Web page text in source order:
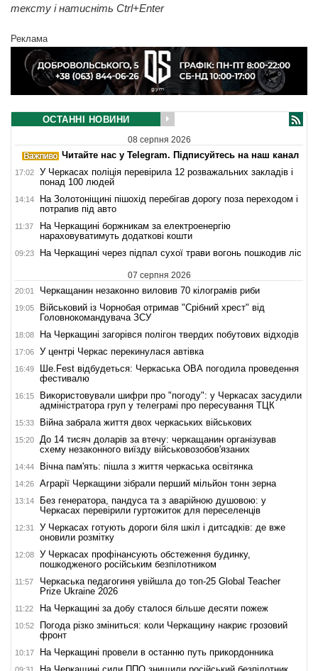
тексту і натисніть Ctrl+Enter
Реклама
ОСТАННІ НОВИНИ
08 серпня 2026
Читайте нас у Telegram. Підписуйтесь на наш канал
17:02
У Черкасах поліція перевірила 12 розважальних закладів і
понад 100 людей
14:14
На Золотоніщині пішохід перебігав дорогу поза переходом і
потрапив під авто
11:37
На Черкащині боржникам за електроенергію
нараховуватимуть додаткові кошти
09:23 На Черкащині через підпал сухої трави вогонь пошкодив ліс
07 серпня 2026
20:01 Черкащанин незаконно виловив 70 кілограмів риби
19:05
Військовий із Чорнобая отримав "Срібний хрест" від
Головнокомандувача ЗСУ
18:08 На Черкащині загорівся полігон твердих побутових відходів
17:06 У центрі Черкас перекинулася автівка
16:49
Ше.Fest відбудеться: Черкаська ОВА погодила проведення
фестивалю
16:15
Використовували шифри про "погоду": у Черкасах засудили
адміністратора груп у телеграмі про пересування ТЦК
15:33 Війна забрала життя двох черкаських військових
15:20
До 14 тисяч доларів за втечу: черкащанин організував
схему незаконного виїзду військовозобов'язаних
14:44 Вічна пам'ять: пішла з життя черкаська освітянка
14:26 Аграрії Черкащини зібрали перший мільйон тонн зерна
13:14
Без генератора, пандуса та з аварійною душовою: у
Черкасах перевірили гуртожиток для переселенців
12:31
У Черкасах готують дороги біля шкіл і дитсадків: де вже
оновили розмітку
12:08
У Черкасах профінансують обстеження будинку,
пошкодженого російським безпілотником
11:57
Черкаська педагогиня увійшла до топ-25 Global Teacher
Prize Ukraine 2026
11:22 На Черкащині за добу сталося більше десяти пожеж
10:52
Погода різко зміниться: коли Черкащину накриє грозовий
фронт
10:17 На Черкащині провели в останню путь прикордонника